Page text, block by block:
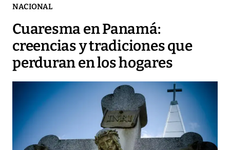
NACIONAL
Cuaresma en Panamá:
creencias y tradiciones que
perduran en los hogares